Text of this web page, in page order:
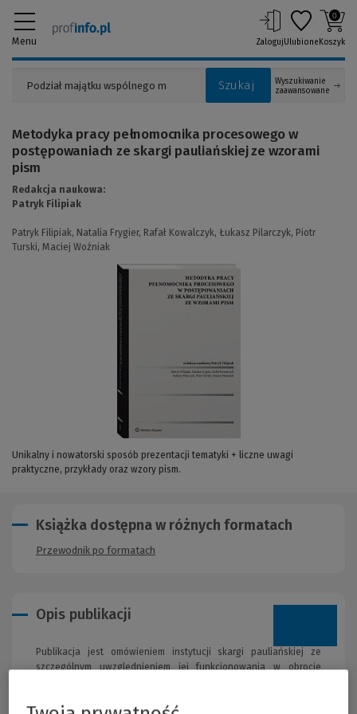
Menu
Szukaj
Wyszukiwanie
zaawansowane
ZalogujUlubione
0
Koszyk
Unikalny i nowatorski sposób prezentacji tematyki + liczne uwagi
praktyczne, przykłady oraz wzory pism.
Metodyka pracy pełnomocnika procesowego w
postępowaniach ze skargi pauliańskiej ze wzorami
pism
Redakcja naukowa:
Patryk Filipiak
Patryk Filipiak, Natalia Frygier, Rafał Kowalczyk, Łukasz Pilarczyk, Piotr
Turski, Maciej Woźniak
Opis publikacji
Publikacja jest omówieniem instytucji skargi pauliańskiej ze
szczególnym uwzględnieniem jej funkcjonowania w obrocie
Książka dostępna w różnych formatach
Przewodnik po formatach